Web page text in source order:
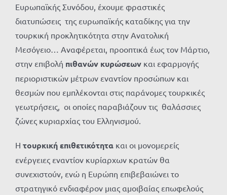
Ευρωπαϊκής Συνόδου, έχουμε φραστικές
διατυπώσεις της ευρωπαϊκής καταδίκης για την
τουρκική προκλητικότητα στην Ανατολική
Μεσόγειο… Αναφέρεται, προοπτικά έως τον Μάρτιο,
στην επιβολή πιθανών κυρώσεων και εφαρμογής
περιοριστικών μέτρων εναντίον προσώπων και
θεσμών που εμπλέκονται στις παράνομες τουρκικές
γεωτρήσεις, οι οποίες παραβιάζουν τις θαλάσσιες
ζώνες κυριαρχίας του Ελληνισμού.
Η τουρκική επιθετικότητα και οι μονομερείς
ενέργειες εναντίον κυρίαρχων κρατών θα
συνεχιστούν, ενώ η Ευρώπη επιβεβαιώνει το
στρατηγικό ενδιαφέρον μιας αμοιβαίας επωφελούς